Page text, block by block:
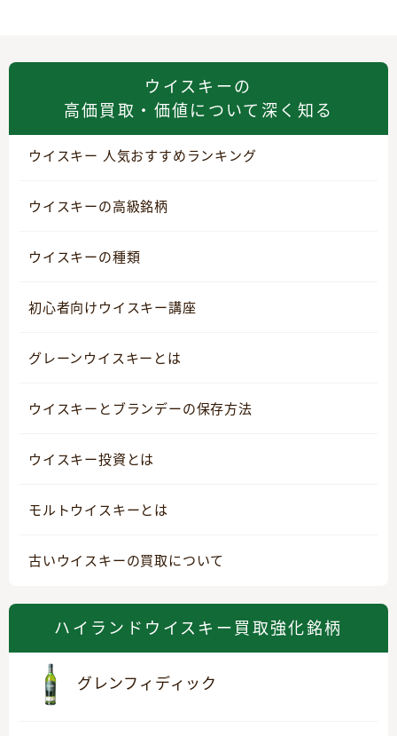
ウイスキーの
高価買取・価値について深く知る
ウイスキー 人気おすすめランキング
ウイスキーの高級銘柄
ウイスキーの種類
初心者向けウイスキー講座
グレーンウイスキーとは
ウイスキーとブランデーの保存方法
ウイスキー投資とは
モルトウイスキーとは
古いウイスキーの買取について
ハイランドウイスキー買取強化銘柄
グレンフィディック